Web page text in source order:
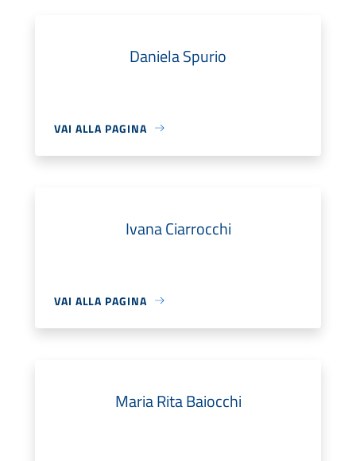
Daniela Spurio
VAI ALLA PAGINA
Ivana Ciarrocchi
VAI ALLA PAGINA
Maria Rita Baiocchi